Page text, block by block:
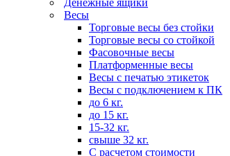
Денежные ящики
Весы
Торговые весы без стойки
Торговые весы со стойкой
Фасовочные весы
Платформенные весы
Весы с печатью этикеток
Весы с подключением к ПК
до 6 кг.
до 15 кг.
15-32 кг.
свыше 32 кг.
С расчетом стоимости